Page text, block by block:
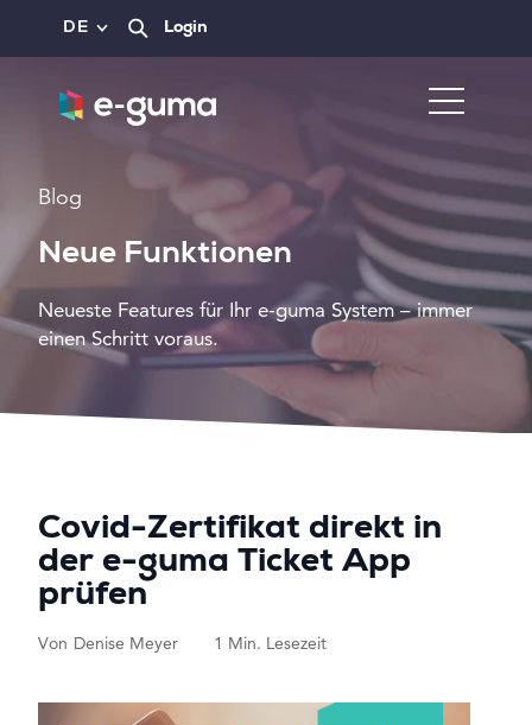
DE Login
Blog
Neue Funktionen
Neueste Features für Ihr e-guma System – immer
einen Schritt voraus.
Covid-Zertifikat direkt in
der e-guma Ticket App
prüfen
Von Denise Meyer 1 Min. Lesezeit